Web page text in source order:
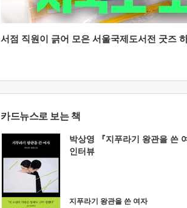
서점 직원이 긁어 모은 서울국제도서전 굿즈
카드뉴스로 보는 책
박상영 『지푸라기 왕관을 쓴
인터뷰
지푸라기 왕관을 쓴 여자